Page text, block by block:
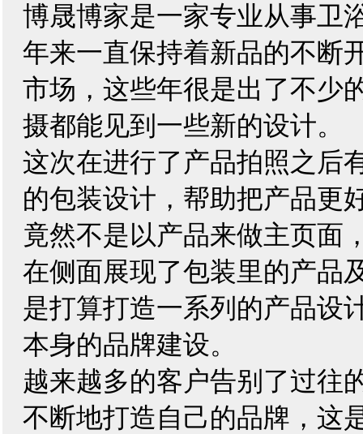
博晟博家是一家专业从事卫
年来一直保持着新品的不断
市场，这些年很是出了不少
摄都能见到一些新的设计。
这次在进行了产品拍照之后
的包装设计，帮助把产品更
竟然不是以产品来做主页面
在侧面展现了包装里的产品
是打算打造一系列的产品设
本身的品牌建设。
越来越多的客户告别了过往
不断地打造自己的品牌，这